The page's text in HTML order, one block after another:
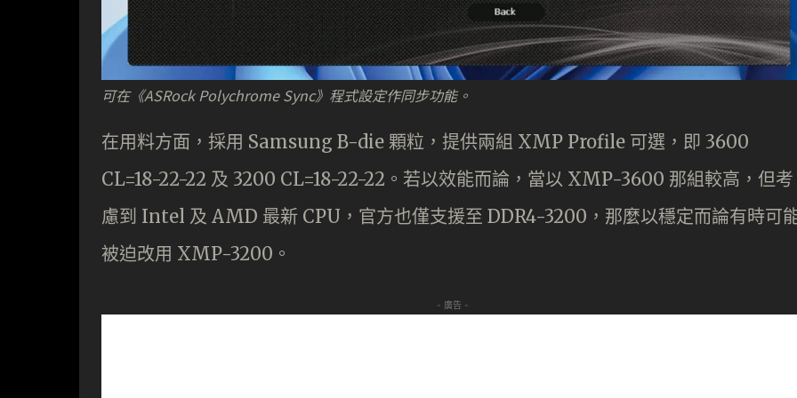
可在《ASRock Polychrome Sync》程式設定作同步功能。
在用料方面，採用 Samsung B-die 顆粒，提供兩組 XMP Profile 可選，即 3600
CL=18-22-22 及 3200 CL=18-22-22。若以效能而論，當以 XMP-3600 那組較高，但考
慮到 Intel 及 AMD 最新 CPU，官方也僅支援至 DDR4-3200，那麼以穩定而論有時可
被迫改用 XMP-3200。
- 廣告 -